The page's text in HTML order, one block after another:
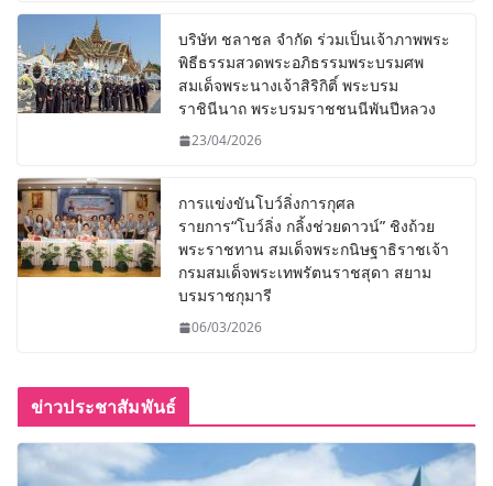
บริษัท ชลาชล จำกัด ร่วมเป็นเจ้าภาพพระ
พิธีธรรมสวดพระอภิธรรมพระบรมศพ
สมเด็จพระนางเจ้าสิริกิติ์ พระบรม
ราชินีนาถ พระบรมราชชนนีพันปีหลวง
23/04/2026
การแข่งขันโบว์ลิ่งการกุศล
รายการ“โบว์ลิ่ง กลิ้งช่วยดาวน์” ชิงถ้วย
พระราชทาน สมเด็จพระกนิษฐาธิราชเจ้า
กรมสมเด็จพระเทพรัตนราชสุดา สยาม
บรมราชกุมารี
06/03/2026
ข่าวประชาสัมพันธ์